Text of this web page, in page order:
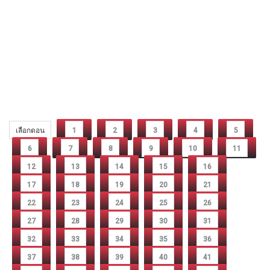
เลือกตอน 1 2 3 4 5
6 7 8 9 10 11
12 13 14 15 16
17 18 19 20 21
22 23 24 25 26
27 28 29 30 31
32 33 34 35 36
37 38 39 40 41